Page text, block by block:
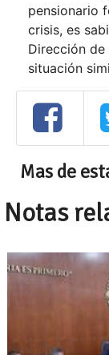
pensionario
crisis, es
Dirección de
situación
Mas de
Notas